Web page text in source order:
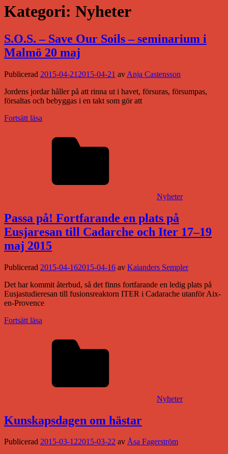
Kategori: Nyheter
S.O.S. – Save Our Soils – seminarium i
Malmö 20 maj
Publicerad 2015-04-21 2015-04-21 av Anja Castensson
Jordens jordar håller på att rinna ut i havet, försuras, försumpas,
försaltas och bebyggas i en takt som gör att
Fortsätt läsa
Nyheter
Passa på! Fortfarande en plats på
Eusjaresan till Cadarche och Iter 17–19
maj 2015
Publicerad 2015-04-162015-04-16 av Kaianders Sempler
Det har kommit återbud, så det finns fortfarande en ledig plats på
Eusjastudieresan till fusionsreaktorn ITER i Cadarache utanför Aix-
en-Provence
Fortsätt läsa
Nyheter
Kunskapsdagen om hästar
Publicerad 2015-03-122015-03-22 av Åsa Fagerström